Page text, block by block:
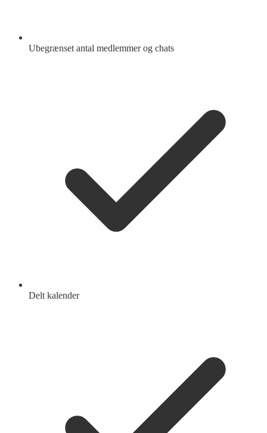
Ubegrænset antal medlemmer og chats
Delt kalender